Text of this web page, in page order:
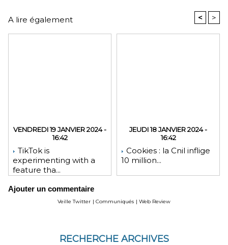
A lire également < >
VENDREDI 19 JANVIER 2024 -
16:42
TikTok is
experimenting with a
feature tha...
JEUDI 18 JANVIER 2024 -
16:42
Cookies : la Cnil inflige
10 million...
Ajouter un commentaire
Veille Twitter | Communiqués | Web Review
RECHERCHE ARCHIVES